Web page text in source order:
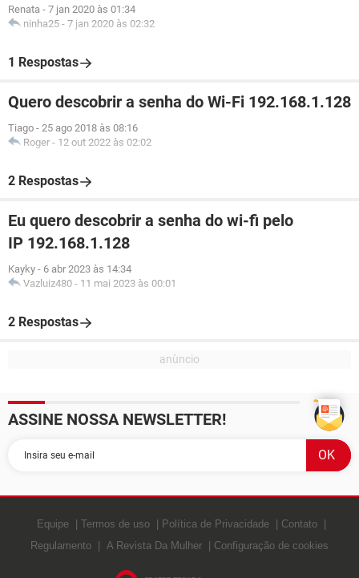
Renata - 7 jan 2020 às 01:34
ninha25 - 7 jan 2020 às 02:32
1 Respostas
Quero descobrir a senha do Wi-Fi 192.168.1.128
Tiago - 25 ago 2018 às 08:16
Roger - 12 out 2022 às 02:02
2 Respostas
Eu quero descobrir a senha do wi-fi pelo
IP 192.168.1.128
Kayky - 6 abr 2023 às 14:34
Vazluiz480 - 11 mai 2023 às 00:01
2 Respostas
ASSINE NOSSA NEWSLETTER!
Equipe Termos de uso Política de Privacidade
Contato
Regulamento
A Revista Da Mulher Configuração de cookies